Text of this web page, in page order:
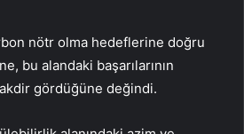
nötr olma hedeflerine doğru
bu alandaki başarılarının
gördüğüne değindi.